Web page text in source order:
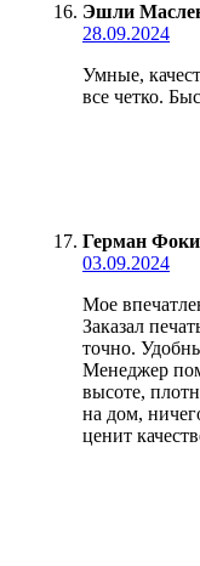
Эшли
28.09.2024
Умные,
все четко.
Герман
03.09.2024
Мое
Заказал
точно.
Менеджер
высоте,
на дом,
ценит